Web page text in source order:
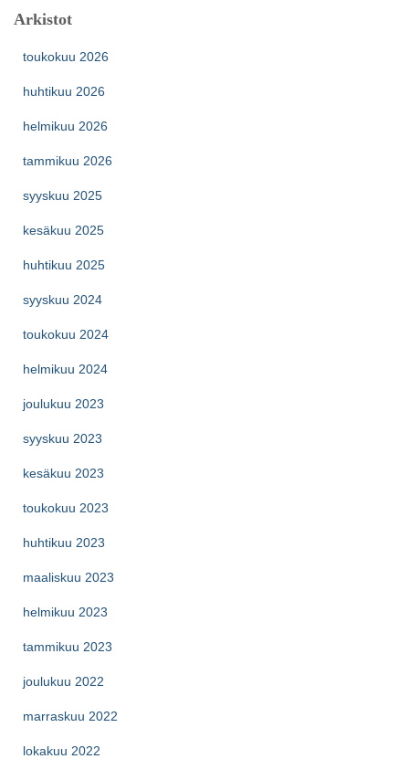
Arkistot
toukokuu 2026
huhtikuu 2026
helmikuu 2026
tammikuu 2026
syyskuu 2025
kesäkuu 2025
huhtikuu 2025
syyskuu 2024
toukokuu 2024
helmikuu 2024
joulukuu 2023
syyskuu 2023
kesäkuu 2023
toukokuu 2023
huhtikuu 2023
maaliskuu 2023
helmikuu 2023
tammikuu 2023
joulukuu 2022
marraskuu 2022
lokakuu 2022